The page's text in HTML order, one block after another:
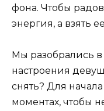
фона. Чтобы
энергия, а взять
Мы разобрались
настроения
снять? Для
моментах, чтобы